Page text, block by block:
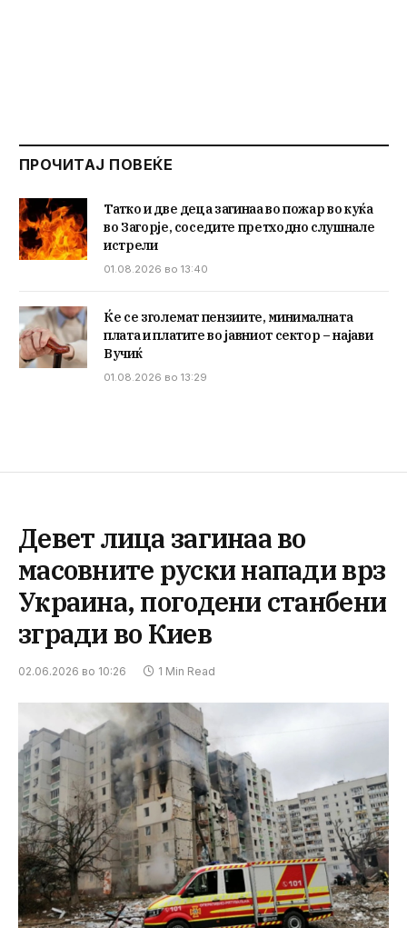
ПРОЧИТАЈ ПОВЕЌЕ
Татко и две деца загинаа во пожар во куќа
во Загорје, соседите претходно слушнале
истрели
01.08.2026 во 13:40
Ќе се зголемат пензиите, минималната
плата и платите во јавниот сектор – најави
Вучиќ
01.08.2026 во 13:29
Девет лица загинаа во
масовните руски напади врз
Украина, погодени станбени
згради во Киев
02.06.2026 во 10:26 1 Min Read